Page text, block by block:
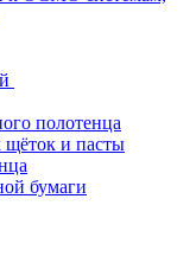
полотенца
щёток и пасты
бумаги